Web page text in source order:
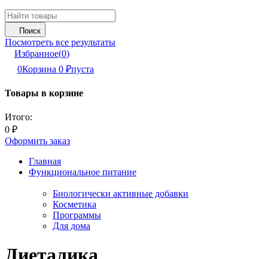
Поиск
Посмотреть все результаты
Избранное(0)
0Корзина 0 ₽пуста
Товары в корзине
Итого:
0 ₽
Оформить заказ
Главная
Функциональное питание
Биологически активные добавки
Косметика
Программы
Для дома